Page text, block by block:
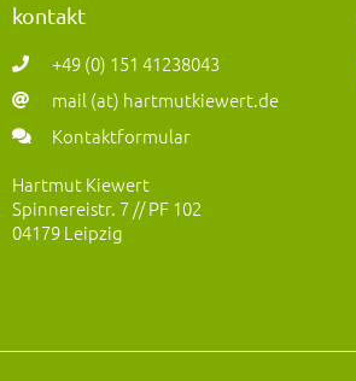
kontakt
+49 (0) 151 41238043
mail (at) hartmutkiewert.de
Kontaktformular
Hartmut Kiewert
Spinnereistr. 7 // PF 102
04179 Leipzig